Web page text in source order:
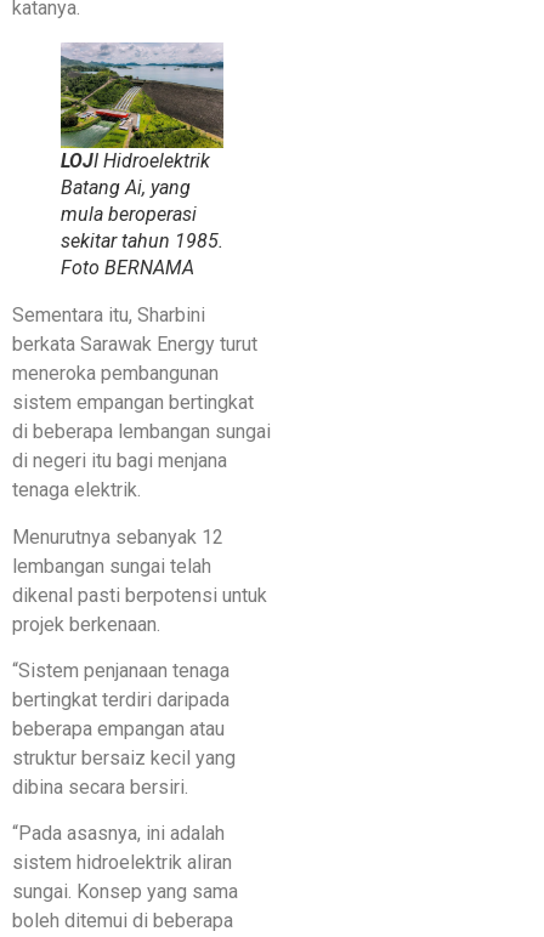
katanya.
LOJI Hidroelektrik
Batang Ai, yang
mula beroperasi
sekitar tahun 1985.
Foto BERNAMA
Sementara itu, Sharbini
berkata Sarawak Energy turut
meneroka pembangunan
sistem empangan bertingkat
di beberapa lembangan sungai
di negeri itu bagi menjana
tenaga elektrik.
Menurutnya sebanyak 12
lembangan sungai telah
dikenal pasti berpotensi untuk
projek berkenaan.
“Sistem penjanaan tenaga
bertingkat terdiri daripada
beberapa empangan atau
struktur bersaiz kecil yang
dibina secara bersiri.
“Pada asasnya, ini adalah
sistem hidroelektrik aliran
sungai. Konsep yang sama
boleh ditemui di beberapa